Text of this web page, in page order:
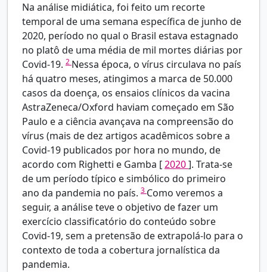
Na análise midiática, foi feito um recorte
temporal de uma semana específica de junho de
2020, período no qual o Brasil estava estagnado
no platô de uma média de mil mortes diárias por
Covid-19. 2 Nessa época, o vírus circulava no país
há quatro meses, atingimos a marca de 50.000
casos da doença, os ensaios clínicos da vacina
AstraZeneca/Oxford haviam começado em São
Paulo e a ciência avançava na compreensão do
vírus (mais de dez artigos acadêmicos sobre a
Covid-19 publicados por hora no mundo, de
acordo com Righetti e Gamba [2020]. Trata-se
de um período típico e simbólico do primeiro
ano da pandemia no país. 3 Como veremos a
seguir, a análise teve o objetivo de fazer um
exercício classificatório do conteúdo sobre
Covid-19, sem a pretensão de extrapolá-lo para o
contexto de toda a cobertura jornalística da
pandemia.